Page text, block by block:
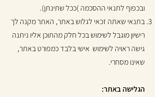
ובכפוף לתנאי ההסכמה )ככל שתינתן).
בתנאי שאתה זכאי לגלוש באתר, האתר מקנה לך
רישיון מוגבל לשימוש בכל חלק מהתוכן אליו ניתנה
גישה ראויה לשימוש אישי בלבד כמפורט באתר,
שאינו מסחרי. ​
הגלישה באתר: